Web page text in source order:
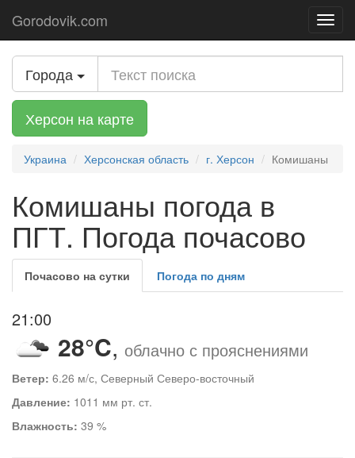
Gorodovik.com
Города
Херсон на карте
Украина Херсонская область г. Херсон Комишаны
Комишаны погода в
ПГТ. Погода почасово
Почасово на сутки Погода по дням
21:00
28°C, облачно с прояснениями
Ветер: 6.26 м/с, Северный Северо-восточный
Давление: 1011 мм рт. ст.
Влажность: 39 %